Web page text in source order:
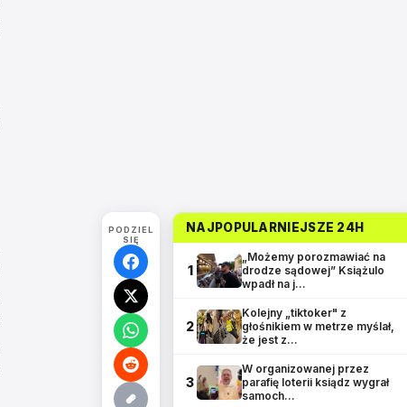
PODZIEL
SIĘ
NAJPOPULARNIEJSZE 24H
1
„Możemy porozmawiać na
drodze sądowej” Książulo
wpadł na j…
2
Kolejny „tiktoker" z
głośnikiem w metrze myślał,
że jest z…
3
W organizowanej przez
parafię loterii ksiądz wygrał
samoch…